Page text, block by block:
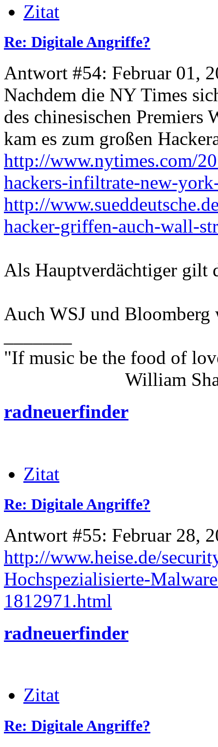
Zitat
Re: Digitale Angriffe?
Antwort #54: Februar 01,
Nachdem die NY Times
des chinesischen Premiers
kam es zum großen
http://www.nytimes.com/
hackers-infiltrate-new-
http://
hacker-griffen-auch-wall-
Als Hauptverdächtiger gilt
Auch WSJ und Bloomberg
"If music be the food of
William
radneuerfinder
Zitat
Re: Digitale Angriffe?
Antwort #55: Februar 28,
http://www.heise.de/
Hochspezialisierte-
1812971.html
radneuerfinder
Zitat
Re: Digitale Angriffe?